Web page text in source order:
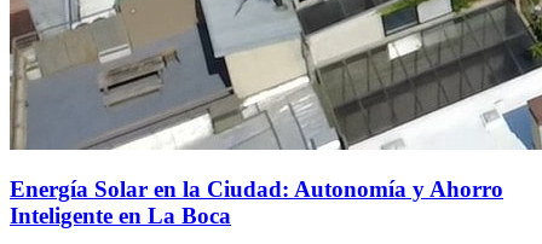
Energía Solar en la Ciudad: Autonomía y Ahorro
Inteligente en La Boca